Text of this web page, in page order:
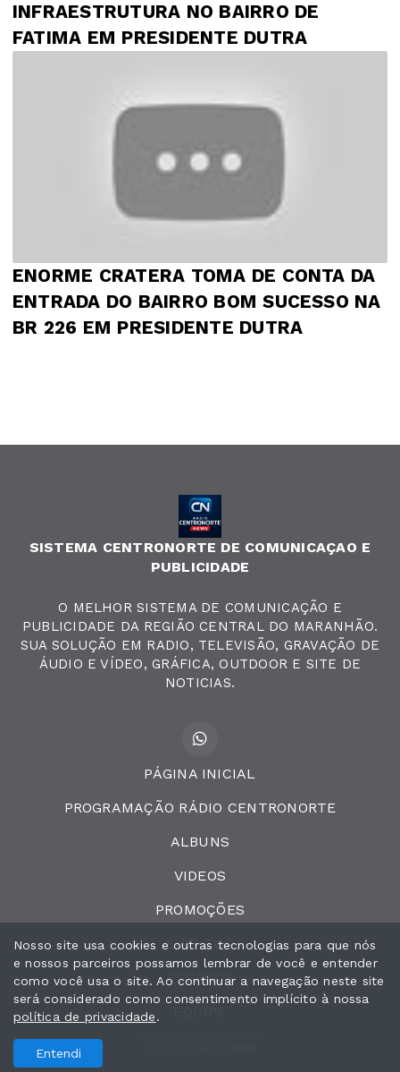
INFRAESTRUTURA NO BAIRRO DE
FATIMA EM PRESIDENTE DUTRA
ENORME CRATERA TOMA DE CONTA DA
ENTRADA DO BAIRRO BOM SUCESSO NA
BR 226 EM PRESIDENTE DUTRA
SISTEMA CENTRONORTE DE COMUNICAÇAO E
PUBLICIDADE
O MELHOR SISTEMA DE COMUNICAÇÃO E
PUBLICIDADE DA REGIÃO CENTRAL DO MARANHÃO.
SUA SOLUÇÃO EM RADIO, TELEVISÃO, GRAVAÇÃO DE
ÁUDIO E VÍDEO, GRÁFICA, OUTDOOR E SITE DE
NOTICIAS.
PÁGINA INICIAL
PROGRAMAÇÃO RÁDIO CENTRONORTE
ALBUNS
VIDEOS
PROMOÇÕES
EVENTOS
RECADOS
Nosso site usa cookies e outras tecnologias para que nós
e nossos parceiros possamos lembrar de você e entender
como você usa o site. Ao continuar a navegação neste site
será considerado como consentimento implícito à nossa
política de privacidade.
Entendi